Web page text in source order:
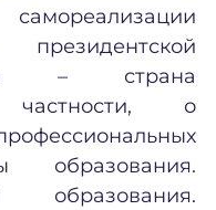
– страна
о
образования.
образования.